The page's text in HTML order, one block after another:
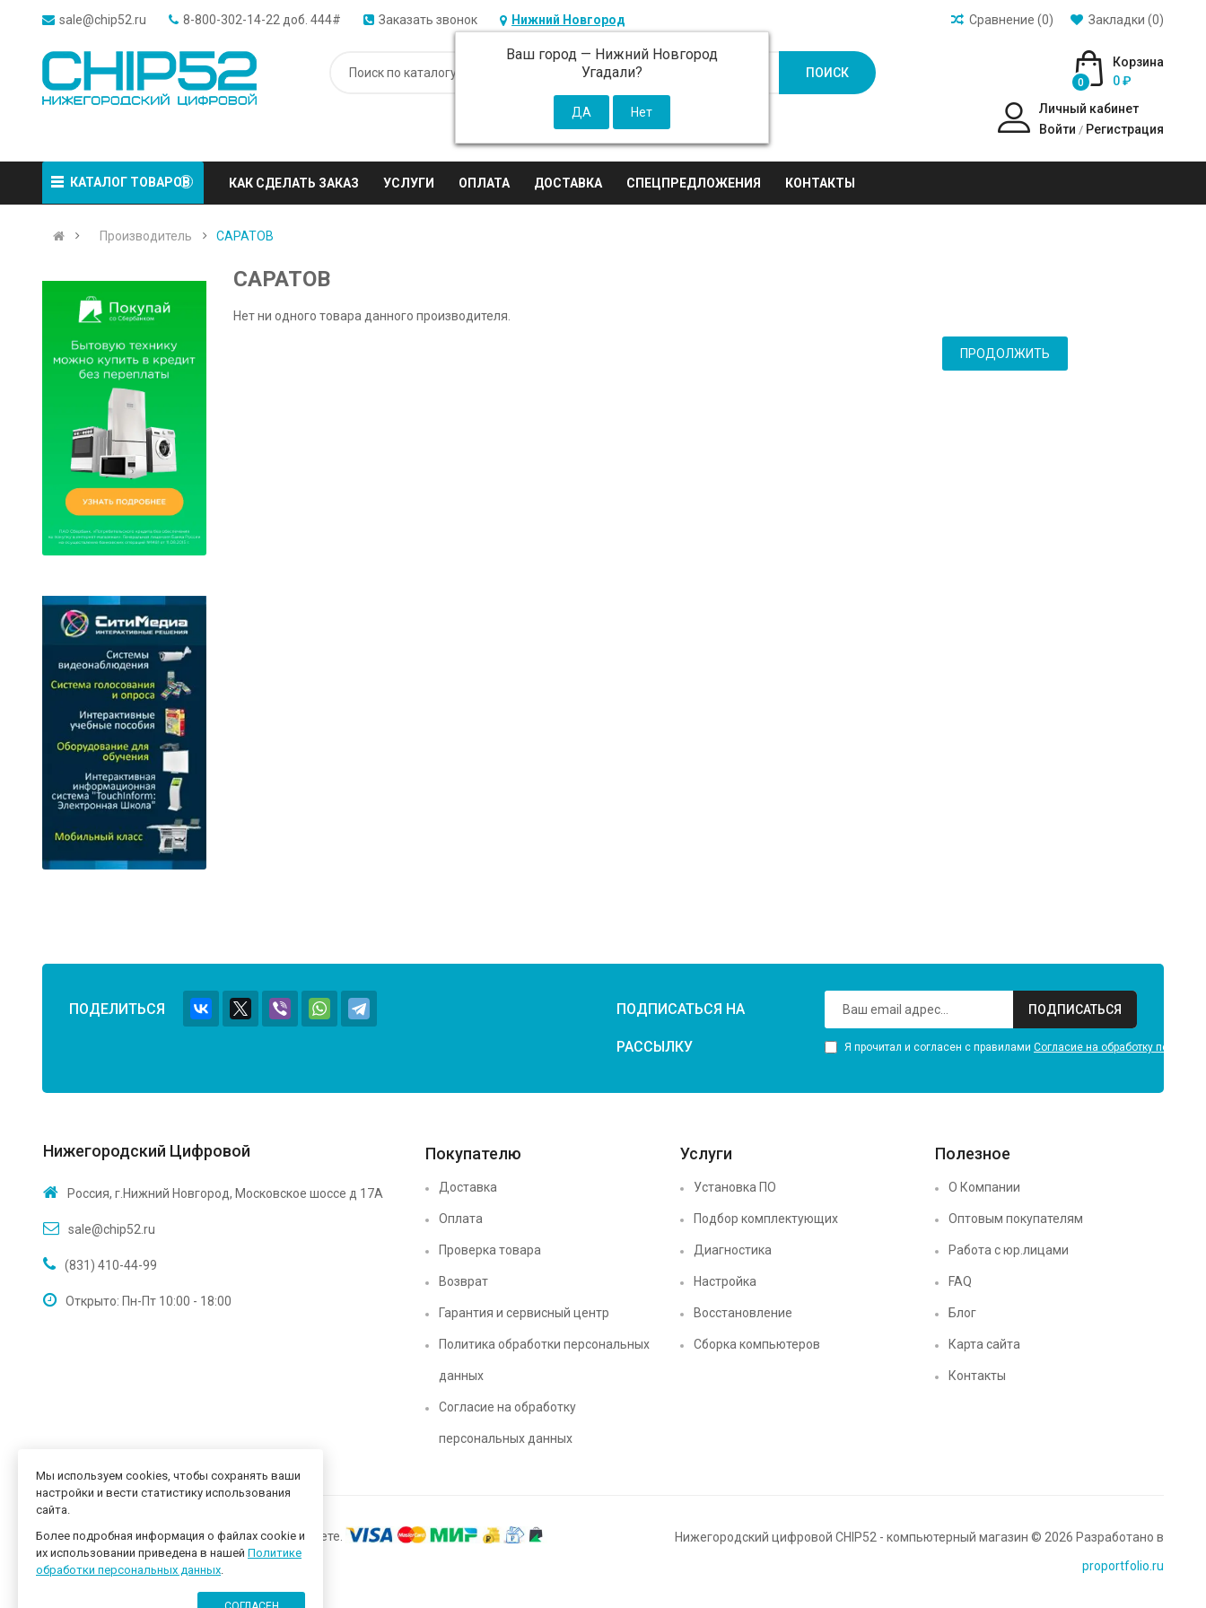
sale@chip52.ru 8-800-302-14-22 доб. 444# Заказать звонок Нижний Новгород
Ваш город — Нижний Новгород
Угадали?
Закладки (0)
Сравнение (0)
ПОИСК
Корзина
0
0 ₽
Личный кабинет
Войти / Регистрация
КАТАЛОГ ТОВАРОВ КАК СДЕЛАТЬ ЗАКАЗ УСЛУГИ ОПЛАТА ДОСТАВКА СПЕЦПРЕДЛОЖЕНИЯ КОНТАКТЫ
Производитель САРАТОВ
САРАТОВ
Нет ни одного товара данного производителя.
ПРОДОЛЖИТЬ
ПОДЕЛИТЬСЯ ПОДПИСАТЬСЯ НА
РАССЫЛКУ
ПОДПИСАТЬСЯ
Я прочитал и согласен с правилами Согласие на обработку
Нижегородский Цифровой
Россия, г.Нижний Новгород, Московское шоссе д 17А
sale@chip52.ru
(831) 410-44-99
Открыто: Пн-Пт 10:00 - 18:00
Покупателю
Доставка
Оплата
Проверка товара
Возврат
Гарантия и сервисный центр
Политика обработки персональных
данных
Согласие на обработку
персональных данных
Услуги
Установка ПО
Подбор комплектующих
Диагностика
Настройка
Восстановление
Сборка компьютеров
Полезное
О Компании
Оптовым покупателям
Работа с юр.лицами
FAQ
Блог
Карта сайта
Контакты
Нижегородский цифровой CHIP52 - компьютерный магазин © 2026 Разработано в
proportfolio.ru
Мы используем cookies, чтобы сохранять ваши
настройки и вести статистику использования
сайта.
Более подробная информация о файлах cookie и
их использовании приведена в нашей Политике
обработки персональных данных.